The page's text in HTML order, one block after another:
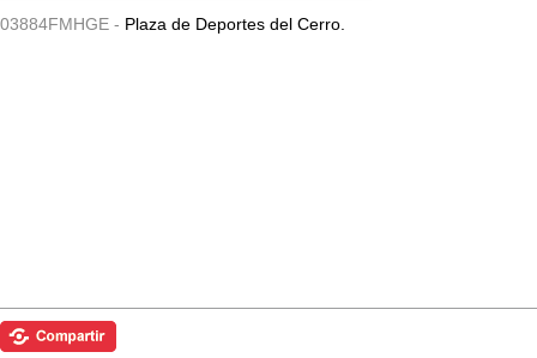
03884FMHGE - Plaza de Deportes del Cerro.